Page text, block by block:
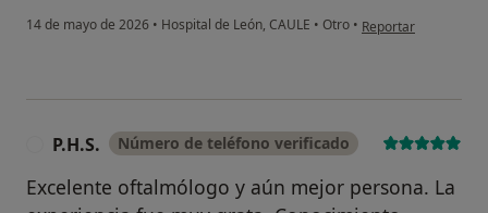
14 de mayo de 2026 • Hospital de León, CAULE • Otro • en opinión del
Reportar
P.H.S. Número de teléfono verificado
Excelente oftalmólogo y aún mejor persona. La